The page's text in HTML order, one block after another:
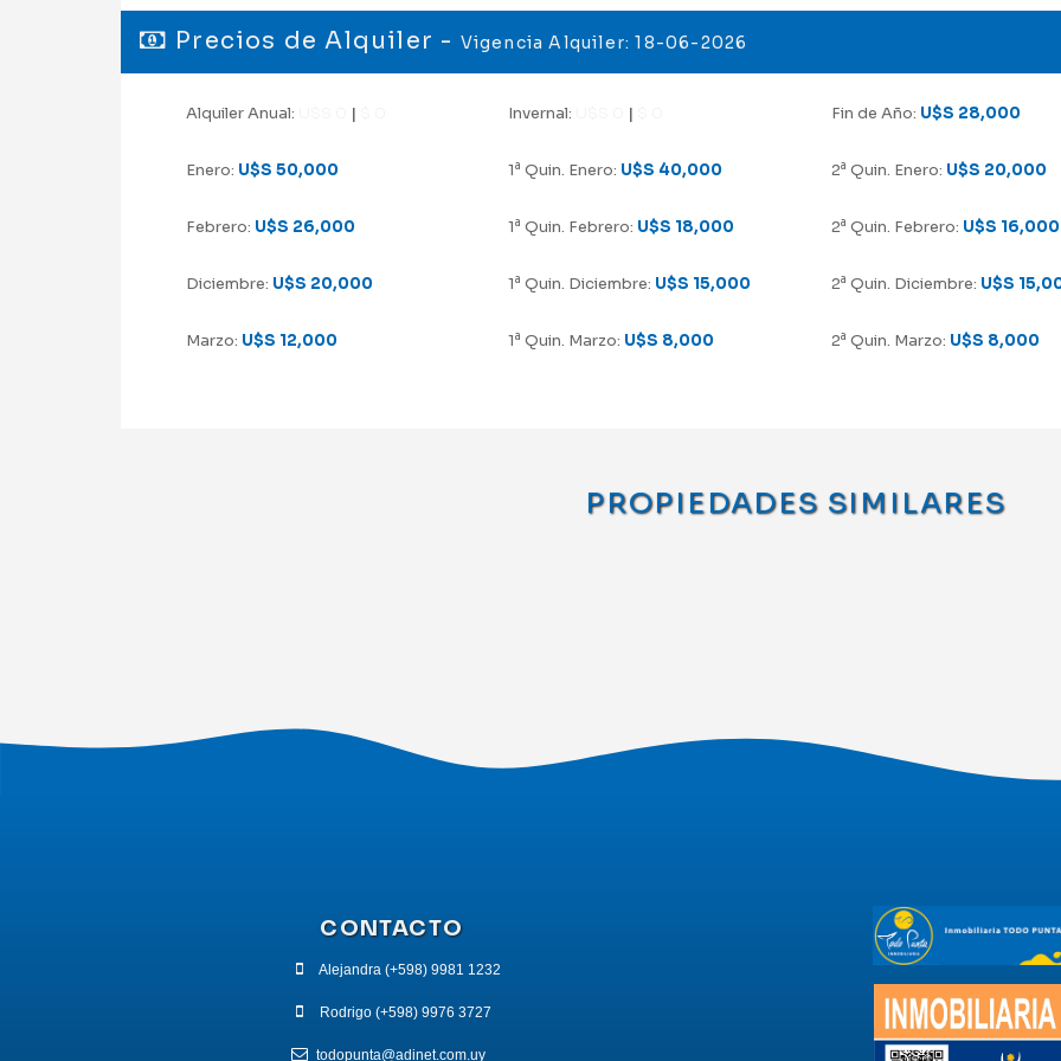
Precios de Alquiler - Vigencia Alquiler: 18-06-2026
Alquiler Anual: |
Enero: U$S 50,000
Febrero: U$S 26,000
Diciembre: U$S 20,000
Marzo: U$S 12,000
Invernal: |
1a Quin. Enero: U$S 40,000
1a Quin. Febrero: U$S 18,000
1a Quin. Diciembre: U$S 15,000
1a Quin. Marzo: U$S 8,000
Fin de Año: U$S 28,000
2a Quin. Enero: U$S 20,000
2a Quin. Febrero: U$S 16,000
2a Quin. Diciembre: U$S
2a Quin. Marzo: U$S 8,000
PROPIEDADES SIMILARES
CONTACTO
Alejandra (+598) 9981 1232
Rodrigo (+598) 9976 3727
todopunta@adinet.com.uy